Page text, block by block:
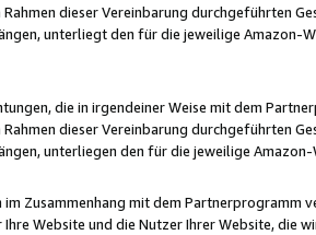
dieser Vereinbarung durchgeführten
unterliegt den für die jeweilige
die in irgendeiner Weise mit dem
dieser Vereinbarung durchgeführten
unterliegen den für die jeweilige
Zusammenhang mit dem Partnerprogramm
Website und die Nutzer Ihrer Website, die